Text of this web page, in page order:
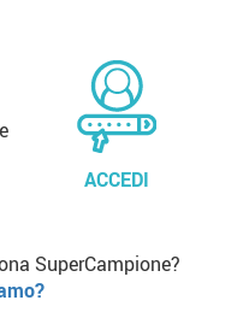
ACCEDI
SuperCampione?